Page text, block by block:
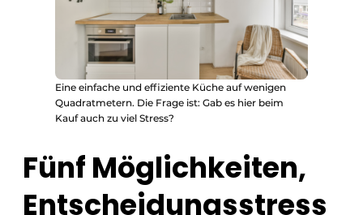
Eine einfache und effiziente Küche auf wenigen
Quadratmetern. Die Frage ist: Gab es hier beim
Kauf auch zu viel Stress?
Fünf Möglichkeiten,
Entscheidungsstress